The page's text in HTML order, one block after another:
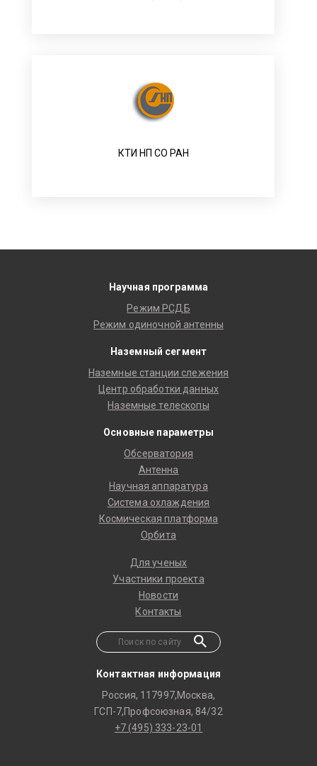
КТИ НП СО РАН
Научная программа
Режим РСДБ
Режим одиночной антенны
Наземный сегмент
Наземные станции слежения
Центр обработки данных
Наземные телескопы
Основные параметры
Обсерватория
Антенна
Научная аппаратура
Система охлаждения
Космическая платформа
Орбита
Для ученых
Участники проекта
Новости
Контакты
Контактная информация
Россия, 117997,Москва,
ГСП-7,Профсоюзная, 84/32
+7 (495) 333-23-01